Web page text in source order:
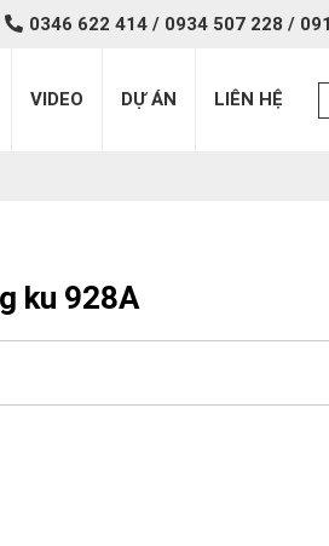
0346 622 414 / 0934 507 228 /
VIDEO DỰ ÁN LIÊN HỆ
ku 928A